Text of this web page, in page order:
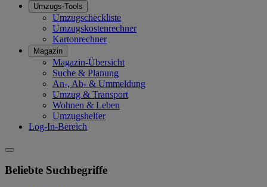
Umzugs-Tools
Umzugscheckliste
Umzugskostenrechner
Kartonrechner
Magazin
Magazin-Übersicht
Suche & Planung
An-, Ab- & Ummeldung
Umzug & Transport
Wohnen & Leben
Umzugshelfer
Log-In-Bereich
Beliebte Suchbegriffe